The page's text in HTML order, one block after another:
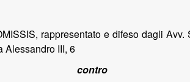
rappresentato e difeso dagli
Alessandro III, 6
contro